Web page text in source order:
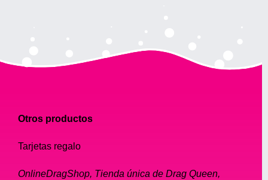
Otros productos
Tarjetas regalo
OnlineDragShop, Tienda única de Drag Queen,